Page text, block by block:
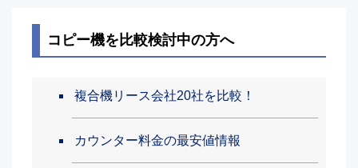
コピー機を比較検討中の方へ
複合機リース会社20社を比較！
カウンター料金の最安値情報